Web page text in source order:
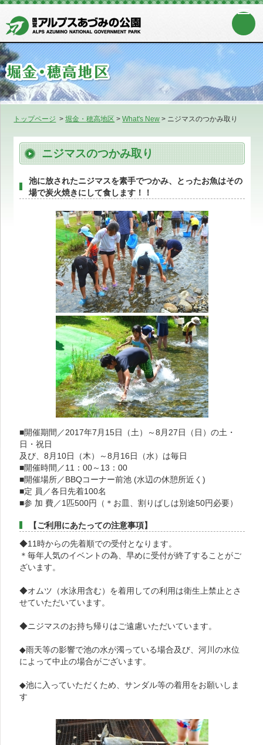
トップページ > 堀金・穂高地区 > What's New > ニジマスのつかみ取り
ニジマスのつかみ取り
池に放されたニジマスを素手でつかみ、とったお魚はその
場で炭火焼きにして食します！！
■開催期間／2017年7月15日（土）～8月27日（日）の土・
日・祝日
及び、8月10日（木）～8月16日（水）は毎日
■開催時間／11：00～13：00
■開催場所／BBQコーナー前池 (水辺の休憩所近く)
■定 員／各日先着100名
■参 加 費／1匹500円（＊お皿、割りばしは別途50円必要）
【ご利用にあたっての注意事項】
◆11時からの先着順での受付となります。
＊毎年人気のイベントの為、早めに受付が終了することがご
ざいます。
◆オムツ（水泳用含む）を着用しての利用は衛生上禁止とさ
せていただいています。
◆ニジマスのお持ち帰りはご遠慮いただいています。
◆雨天等の影響で池の水が濁っている場合及び、河川の水位
によって中止の場合がございます。
◆池に入っていただくため、サンダル等の着用をお願いしま
す